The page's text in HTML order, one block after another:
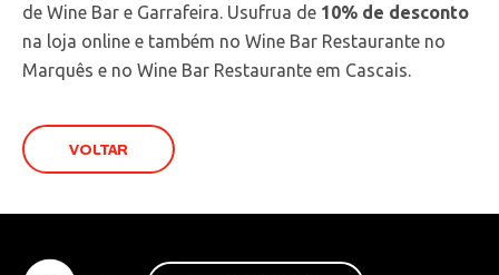
de Wine Bar e Garrafeira. Usufrua de 10% de desconto
na loja online e também no Wine Bar Restaurante no
Marquês e no Wine Bar Restaurante em Cascais.
VOLTAR